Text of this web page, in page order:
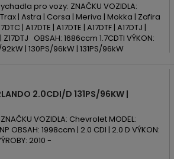
pro vozy: ZNAČKU VOZIDLA:
| Astra | Corsa | Meriva | Mokka | Zafira
| A17DTE | A17DTE | A17DTF | A17DTJ |
| Z17DTJ OBSAH: 1686ccm 1.7CDTI VÝKON:
| 130PS/96kW | 131PS/96kW
2.0CDI/D 131PS/96KW |
VOZIDLA: Chevrolet MODEL:
OBSAH: 1998ccm | 2.0 CDI | 2.0 D VÝKON:
2010 -